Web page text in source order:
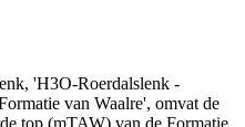
'H3O-Roerdalslenk -
van Waalre', omvat de
top (mTAW) van de Formatie